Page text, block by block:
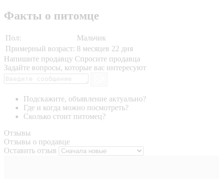
Факты о питомце
Пол:
Мальчик
Примерный возраст: 8 месяцев 22 дня
Напишите продавцу Спросите продавца
Задайте вопросы, которые вас интересуют
Подскажите, объявление актуально?
Где и когда можно посмотреть?
Сколько стоит питомец?
Отзывы
Отзывы о продавце
Оставить отзыв